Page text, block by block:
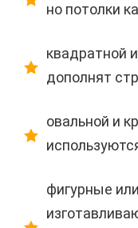
но потолки
квадратной
дополнят
овальной и
фигурные